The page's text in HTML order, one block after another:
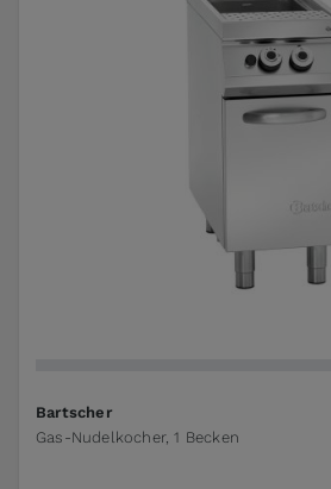
Bartscher
Gas-Nudelkocher, 1 Becken